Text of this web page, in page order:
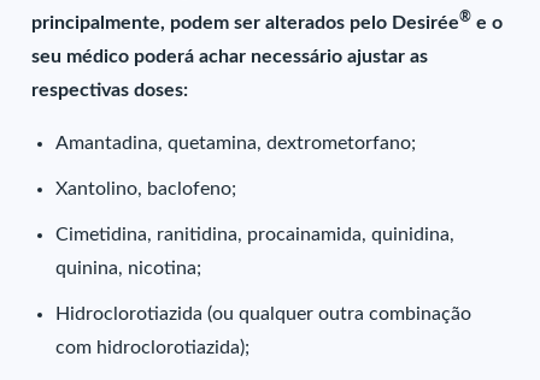
principalmente, podem ser alterados pelo Desirée® e o
seu médico poderá achar necessário ajustar as
respectivas doses:
Amantadina, quetamina, dextrometorfano;
Xantolino, baclofeno;
Cimetidina, ranitidina, procainamida, quinidina,
quinina, nicotina;
Hidroclorotiazida (ou qualquer outra combinação
com hidroclorotiazida);